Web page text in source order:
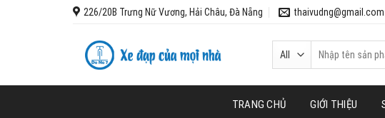
226/20B Trưng Nữ Vương, Hải Châu, Đà Nẵng
Tìm
kiếm:
TRANG CHỦ GIỚI THIỆU